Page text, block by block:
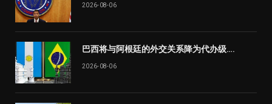
2026-08-06
巴西将与阿根廷的外交关系降为代办级….
2026-08-06